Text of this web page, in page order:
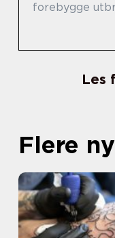
forebygge
Les
Flere